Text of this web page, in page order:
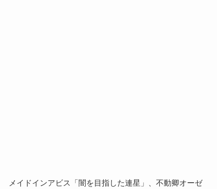
メイドインアビス「闇を目指した連星」、不動卿オーゼ